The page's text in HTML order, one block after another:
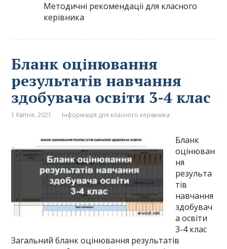
Методичні рекомендації для класного
керівника
Бланк оцінювання
результатів навчання
здобувача освіти 3-4 клас
1 Квітня, 2021 Інформація для класного керівника
Бланк
оцінюван
ня
результа
тів
навчання
здобувач
а освіти
3-4 клас
Загальний бланк оцінювання результатів